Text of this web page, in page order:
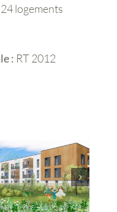
logements
: RT 2012
ensemble
immobilier de 27
logements
collectifs – ilot 13
– ZAC Champ